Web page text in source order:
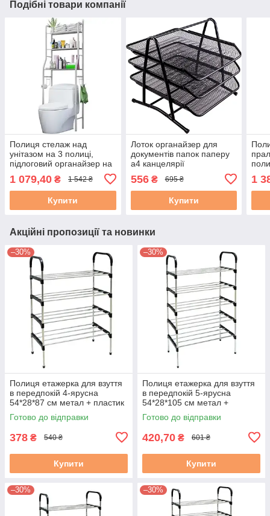
Подібні товари компанії
Полиця стелаж над
унітазом на 3 полиці,
підлоговий органайзер на
47х25х160см біла
1 079,40 ₴ 1 542 ₴
Купити
Лоток органайзер для
документів папок паперу
а4 канцелярії
відділення чорний
«метал» 25х35х28,5 см
556₴ 695 ₴
Купити
1
Акційні пропозиції та новинки
–30%
Полиця етажерка для взуття
в передпокій 4-ярусна
54*28*87 см метал + пластик
універсальний дизайн,
поличка легко збирається
Готово до відправки
378 ₴ 540 ₴
Купити
–30%
Полиця етажерка для взуття
в передпокій 5-ярусна
54*28*105 см метал +
пластик універсальний
дизайн, поличка легко
Готово до відправки
420,70 ₴ 601 ₴
Купити
–30% –30%